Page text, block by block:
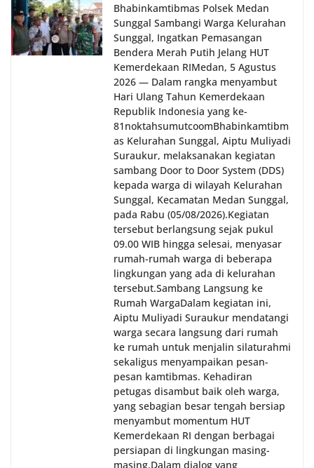
Bhabinkamtibmas Polsek Medan
Sunggal Sambangi Warga Kelurahan
Sunggal, Ingatkan Pemasangan
Bendera Merah Putih Jelang HUT
Kemerdekaan RI‎‎Medan, 5 Agustus
2026 — Dalam rangka menyambut
Hari Ulang Tahun Kemerdekaan
Republik Indonesia yang ke-
81noktahsumutcoomBhabinkamtibm
as Kelurahan Sunggal, Aiptu Muliyadi
Suraukur, melaksanakan kegiatan
sambang Door to Door System (DDS)
kepada warga di wilayah Kelurahan
Sunggal, Kecamatan Medan Sunggal,
pada Rabu (05/08/2026).‎‎Kegiatan
tersebut berlangsung sejak pukul
09.00 WIB hingga selesai, menyasar
rumah-rumah warga di beberapa
lingkungan yang ada di kelurahan
tersebut.‎Sambang Langsung ke
Rumah Warga‎Dalam kegiatan ini,
Aiptu Muliyadi Suraukur mendatangi
warga secara langsung dari rumah
ke rumah untuk menjalin silaturahmi
sekaligus menyampaikan pesan-
pesan kamtibmas. Kehadiran
petugas disambut baik oleh warga,
yang sebagian besar tengah bersiap
menyambut momentum HUT
Kemerdekaan RI dengan berbagai
persiapan di lingkungan masing-
masing.‎Dalam dialog yang